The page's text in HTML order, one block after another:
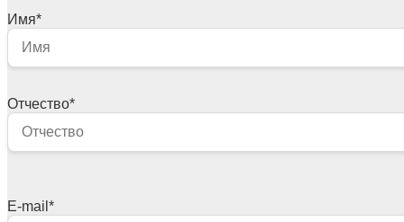
Имя*
Отчество*
E-mail *